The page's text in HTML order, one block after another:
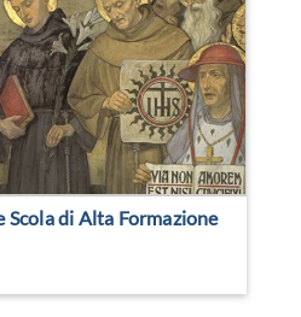
Scola di Alta Formazione